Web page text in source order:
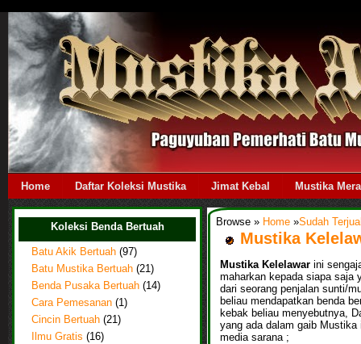
Home Daftar Koleksi Mustika Jimat Kebal Mustika
Koleksi Benda Bertuah
Batu Akik Bertuah (97)
Batu Mustika Bertuah (21)
Benda Pusaka Bertuah (14)
Cara Pemesanan (1)
Cincin Bertuah (21)
Ilmu Gratis (16)
Browse » Home»Sudah
Mustika
Mustika Kelelawar ini
maharkan kepada siapa saja
dari seorang penjalan sunti/
beliau mendapatkan benda
kebak beliau menyebutnya,
yang ada dalam gaib
media sarana ;